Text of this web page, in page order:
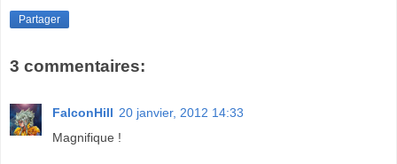
Partager
3 commentaires:
FalconHill 20 janvier, 2012 14:33
Magnifique !